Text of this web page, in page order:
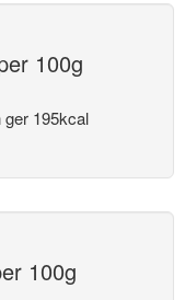
100g
ger 195kcal
100g